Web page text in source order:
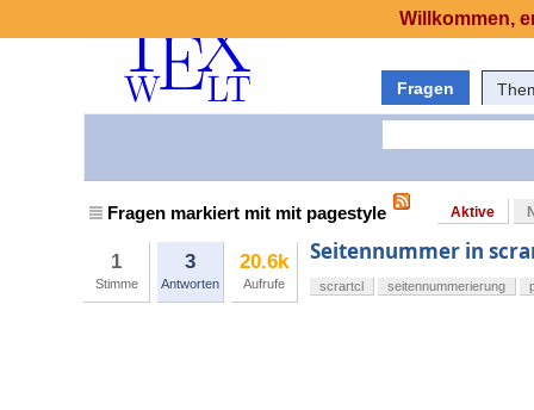
Fragen
Fragen markiert mit mit pagestyle Aktive
1
Stimme
3
Antworten
20.6k
Aufrufe
Seitennummer in
scrartcl seitennummerierung
Willkommen,